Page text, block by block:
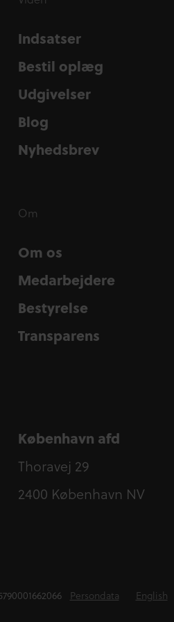
Indsatser
Indsatser
Bestil oplæg
Bestil oplæg
Udgivelser
Udgivelser
Blog
Blog
Nyhedsbrev
Nyhedsbrev
Om
Om os
Om os
Medarbejdere
Medarbejdere
Bestyrelse
Bestyrelse
Transparens
Transparens
København afd
Thoravej 29
2400 København NV
Persondata English